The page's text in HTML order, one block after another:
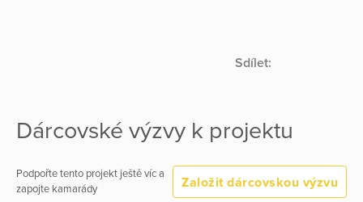
Sdílet:
Dárcovské výzvy k projektu
Podpořte tento projekt ještě víc a
zapojte kamarády
Založit dárcovskou výzvu